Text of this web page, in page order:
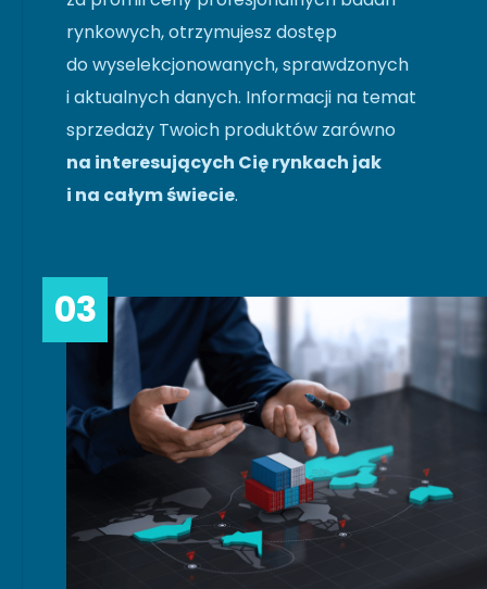
rynkowych, otrzymujesz dostęp
do wyselekcjonowanych, sprawdzonych
i aktualnych danych. Informacji na temat
sprzedaży Twoich produktów zarówno
na interesujących Cię rynkach jak
i na całym świecie.
03